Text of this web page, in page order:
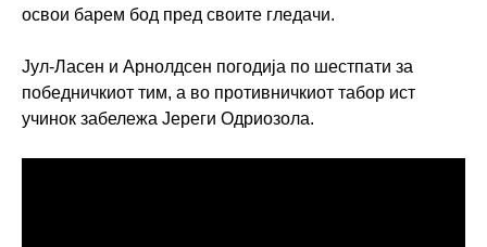
освои барем бод пред своите гледачи.
Јул-Ласен и Арнолдсен погодија по шестпати за
победничкиот тим, а во противничкиот табор ист
учинок забележа Јереги Одриозола.